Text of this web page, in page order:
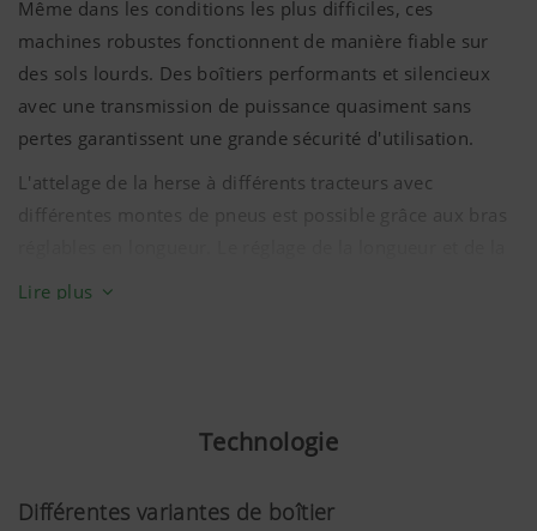
Même dans les conditions les plus difficiles, ces
machines robustes fonctionnent de manière fiable sur
des sols lourds. Des boîtiers performants et silencieux
avec une transmission de puissance quasiment sans
pertes garantissent une grande sécurité d'utilisation.
L'attelage de la herse à différents tracteurs avec
largeur se fait sans outil. De plus, les supports sont
parfaitement adaptée aux géométries de tracteurs les
adaptables en longueur. L'arbre à cardan présente ainsi
Lire plus
Technologie
Différentes variantes de boîtier